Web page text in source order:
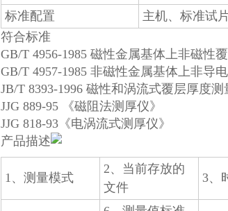
标准配置
主机、标准试
符合标准
GB/T 4956-1985 磁性金属基体上非磁性
GB/T 4957-1985 非磁性金属基体上非导
JB/T 8393-1996 磁性和涡流式覆层厚度测
JJG 889-95 《磁阻法测厚仪》
JJG 818-93《电涡流式测厚仪》
产品描述
1、测量模式
2、当前存放的
文件
3、